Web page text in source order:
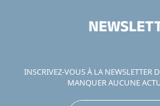
INSCRIVEZ-VOUS À LA NEWSLETTER
MANQUER AUCUNE